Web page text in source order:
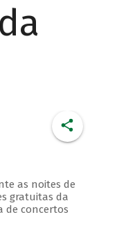
as noites de
gratuitas da
de concertos